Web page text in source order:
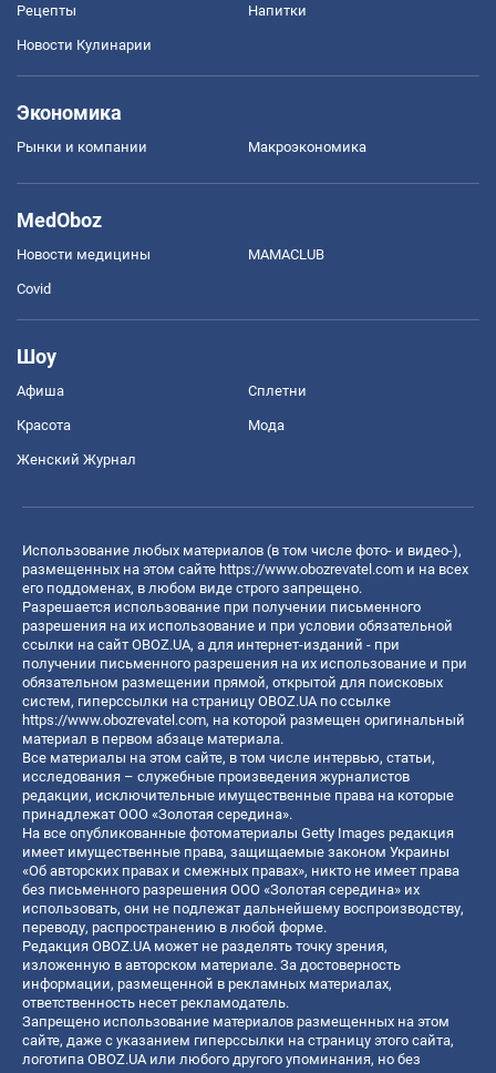
Рецепты Напитки
Новости Кулинарии
Экономика
Рынки и компании Mакроэкономика
MedOboz
Новости медицины MAMACLUB
Covid
Шоу
Афиша Сплетни
Красота Мода
Женский Журнал
Использование любых материалов (в том числе фото- и видео-),
размещенных на этом сайте https://www.obozrevatel.com и на всех
его поддоменах, в любом виде строго запрещено.
Разрешается использование при получении письменного
разрешения на их использование и при условии обязательной
ссылки на сайт OBOZ.UA, а для интернет-изданий - при
получении письменного разрешения на их использование и при
обязательном размещении прямой, открытой для поисковых
систем, гиперссылки на страницу OBOZ.UA по ссылке
https://www.obozrevatel.com, на которой размещен оригинальный
материал в первом абзаце материала.
Все материалы на этом сайте, в том числе интервью, статьи,
исследования – служебные произведения журналистов
редакции, исключительные имущественные права на которые
принадлежат ООО «Золотая середина».
На все опубликованные фотоматериалы Getty Images редакция
имеет имущественные права, защищаемые законом Украины
«Об авторских правах и смежных правах», никто не имеет права
без письменного разрешения ООО «Золотая середина» их
использовать, они не подлежат дальнейшему воспроизводству,
переводу, распространению в любой форме.
Редакция OBOZ.UA может не разделять точку зрения,
изложенную в авторском материале. За достоверность
информации, размещенной в рекламных материалах,
ответственность несет рекламодатель.
Запрещено использование материалов размещенных на этом
сайте, даже с указанием гиперссылки на страницу этого сайта,
логотипа OBOZ.UA или любого другого упоминания, но без